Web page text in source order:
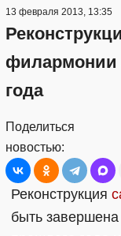
13 февраля 2013, 13:35
филармонии
года
Поделиться
новостью:
Реконструкция
быть